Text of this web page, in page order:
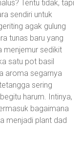
Tentu tidak, tapi
sendiri untuk
agak gulung
tunas baru yang
menjemur sedikit
satu pot basil
aroma segarnya
sering
harum. Intinya,
bagaimana
menjadi plant dad